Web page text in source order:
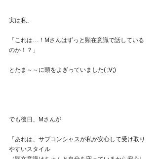
実は私、
「これは…！Mさんはずっと顕在意識で話している
のか！？」
とたま～～に頭をよぎっていました( ;∀;)
でも後日、Mさんが
「あれは、サブコンシャスが私が安心して受け取り
やすいスタイル